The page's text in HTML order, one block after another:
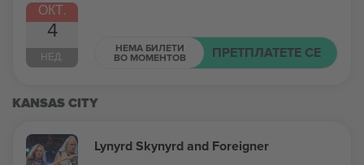
ОКТ.
4
НЕД.
НЕМА БИЛЕТИ
ВО МОМЕНТОВ ПРЕТПЛАТЕТЕ СЕ
KANSAS CITY
Lynyrd Skynyrd and Foreigner